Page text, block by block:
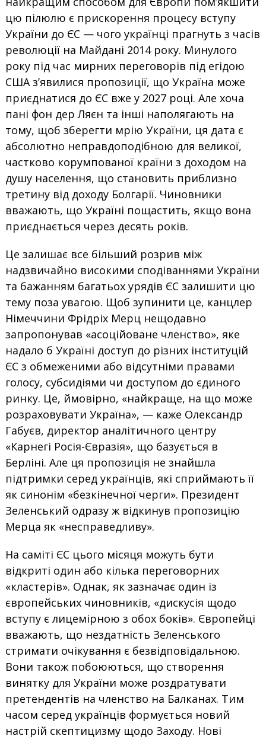
цю пілюлю є прискорення процесу вступу
України до ЄС — чого українці прагнуть з часів
революції на Майдані 2014 року. Минулого
року під час мирних переговорів під егідою
США з’явилися пропозиції, що Україна може
приєднатися до ЄС вже у 2027 році. Але хоча
пані фон дер Ляєн та інші наполягають на
тому, щоб зберегти мрію України, ця дата є
абсолютно неправдоподібною для великої,
частково корумпованої країни з доходом на
душу населення, що становить приблизно
третину від доходу Болгарії. Чиновники
вважають, що Україні пощастить, якщо вона
приєднається через десять років.
Це залишає все більший розрив між
надзвичайно високими сподіваннями України
та бажанням багатьох урядів ЄС залишити цю
тему поза увагою. Щоб зупинити це, канцлер
Німеччини Фрідріх Мерц нещодавно
запропонував «асоційоване членство», яке
надало б Україні доступ до різних інституцій
ЄС з обмеженими або відсутніми правами
голосу, субсидіями чи доступом до єдиного
ринку. Це, ймовірно, «найкраще, на що може
розраховувати Україна», — каже Олександр
Габуєв, директор аналітичного центру
«Карнегі Росія-Євразія», що базується в
Берліні. Але ця пропозиція не знайшла
підтримки серед українців, які сприймають її
як синонім «безкінечної черги». Президент
Зеленський одразу ж відкинув пропозицію
Мерца як «несправедливу».
На саміті ЄС цього місяця можуть бути
відкриті один або кілька переговорних
«кластерів». Однак, як зазначає один із
європейських чиновників, «дискусія щодо
вступу є лицемірною з обох боків». Європейці
вважають, що нездатність Зеленського
стримати очікування є безвідповідальною.
Вони також побоюються, що створення
винятку для України може роздратувати
претендентів на членство на Балканах. Тим
часом серед українців формується новий
настрій скептицизму щодо Заходу. Нові